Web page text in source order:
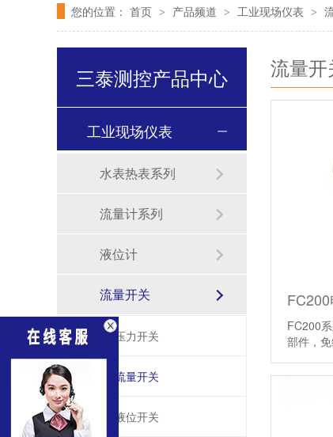
您的位置： 首页 > 产品频道 > 工业现场仪表 >
流量开
FC200
部件，
三泰测控产品中心
工业现场仪表
水表热表系列
流量计系列
液位计
流量开关
压力开关
流量开关
液位开关